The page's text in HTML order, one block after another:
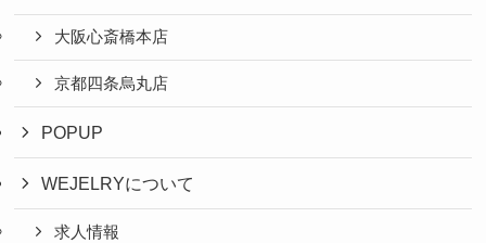
大阪心斎橋本店
京都四条烏丸店
POPUP
WEJELRYについて
求人情報